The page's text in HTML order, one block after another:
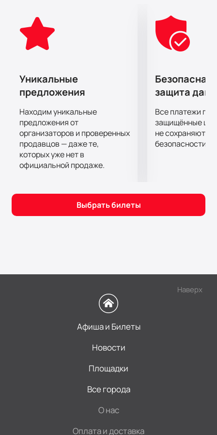
Уникальные
предложения
Находим уникальные
предложения от
организаторов и проверенных
продавцов — даже те,
которых уже нет в
официальной продаже.
Безопасная
защита
Все платежи
защищённые
не сохраняются
безопасности.
Выбрать билеты
Наверх
Афиша и Билеты
Новости
Площадки
Все города
О нас
Оплата и доставка